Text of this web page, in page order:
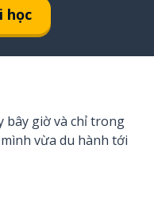
học
bây giờ và chỉ trong
vừa du hành tới